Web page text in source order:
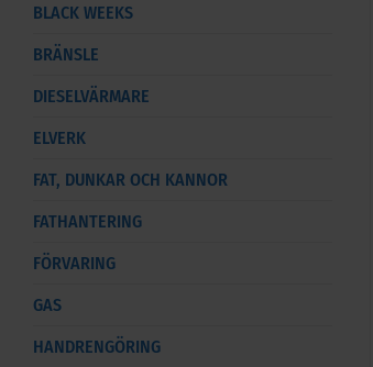
BLACK WEEKS
BRÄNSLE
DIESELVÄRMARE
ELVERK
FAT, DUNKAR OCH KANNOR
FATHANTERING
FÖRVARING
GAS
HANDRENGÖRING